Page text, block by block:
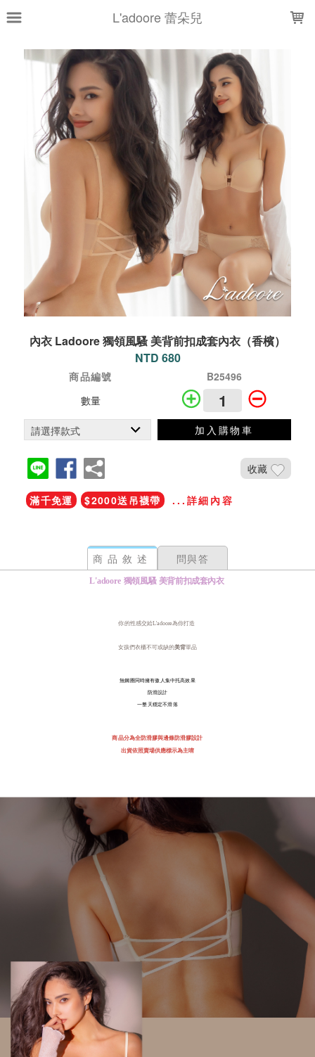
L'adoore 蕾朵兒
內衣 Ladoore 獨領風騷 美背前扣成套內衣（香檳）
NTD 680
商品編號
B25496
數量
加入購物車
收藏
滿千免運 $2000送吊襪帶 ...詳細內容
商品敘述 問與答